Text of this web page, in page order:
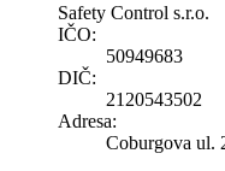
Safety Control s.r.o.
IČO:
50949683
DIČ:
2120543502
Adresa:
Coburgova ul.